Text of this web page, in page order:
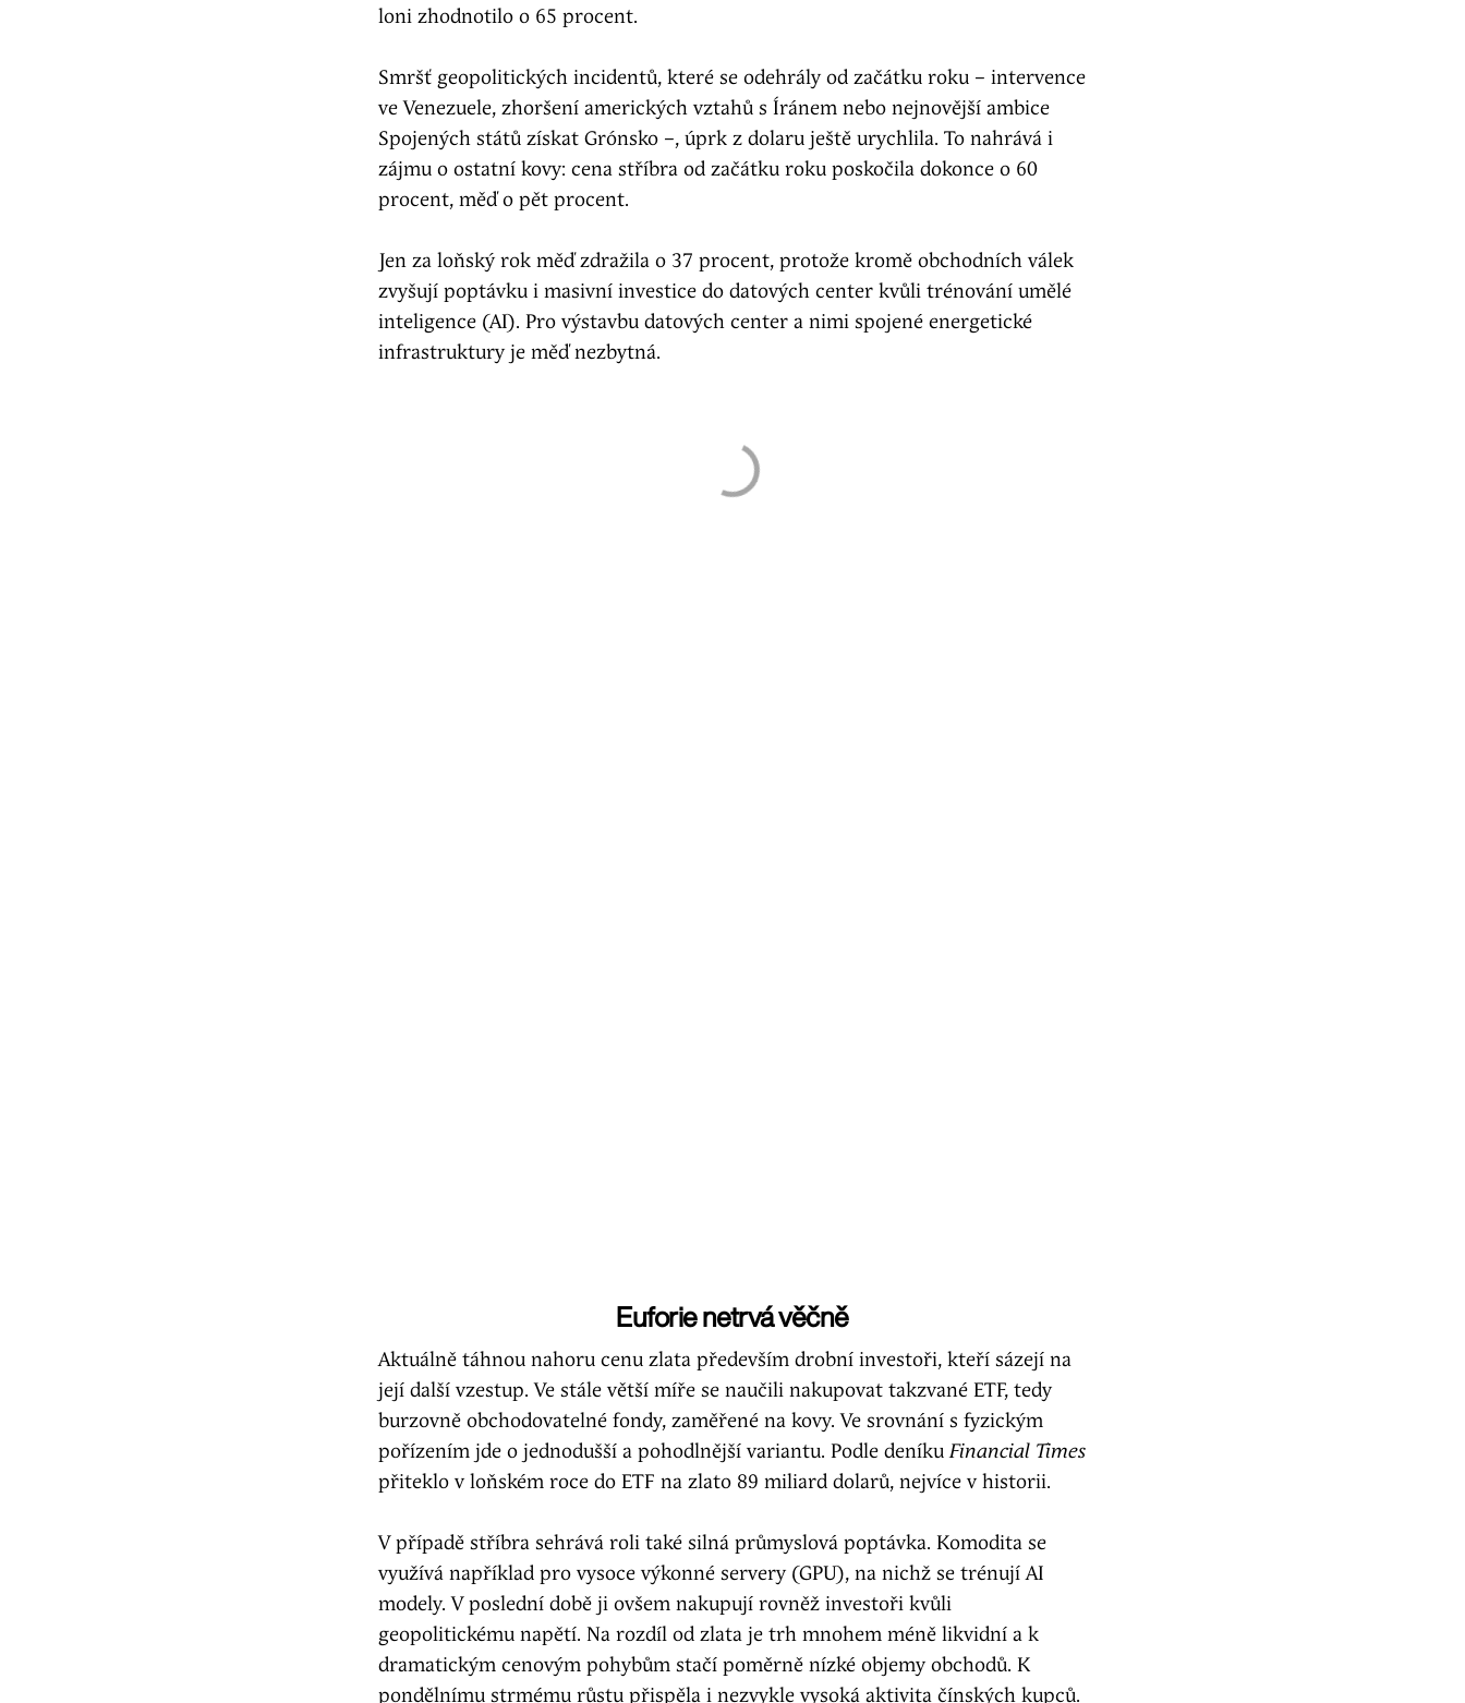
loni zhodnotilo o 65 procent.
Smršť geopolitických incidentů, které se odehrály od začátku roku – intervence
ve Venezuele, zhoršení amerických vztahů s Íránem nebo nejnovější ambice
Spojených států získat Grónsko –, úprk z dolaru ještě urychlila. To nahrává i
zájmu o ostatní kovy: cena stříbra od začátku roku poskočila dokonce o 60
procent, měď o pět procent.
Jen za loňský rok měď zdražila o 37 procent, protože kromě obchodních válek
zvyšují poptávku i masivní investice do datových center kvůli trénování umělé
inteligence (AI). Pro výstavbu datových center a nimi spojené energetické
infrastruktury je měď nezbytná.
Euforie netrvá věčně
Aktuálně táhnou nahoru cenu zlata především drobní investoři, kteří sázejí na
její další vzestup. Ve stále větší míře se naučili nakupovat takzvané ETF, tedy
burzovně obchodovatelné fondy, zaměřené na kovy. Ve srovnání s fyzickým
pořízením jde o jednodušší a pohodlnější variantu. Podle deníkuFinancial Times
přiteklo v loňském roce do ETF na zlato 89 miliard dolarů, nejvíce v historii.
V případě stříbra sehrává roli také silná průmyslová poptávka. Komodita se
využívá například pro vysoce výkonné servery (GPU), na nichž se trénují AI
modely. V poslední době ji ovšem nakupují rovněž investoři kvůli
geopolitickému napětí. Na rozdíl od zlata je trh mnohem méně likvidní a k
dramatickým cenovým pohybům stačí poměrně nízké objemy obchodů. K
pondělnímu strmému růstu přispěla i nezvykle vysoká aktivita čínských kupců.